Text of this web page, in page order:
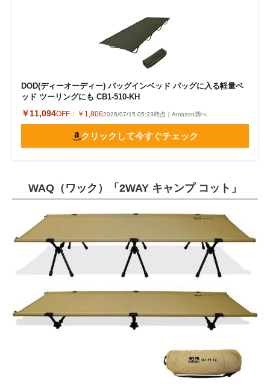
DOD(ディーオーディー) バッグインベッド バッグに入る軽量ベ
ッド ツーリングにも CB1-510-KH
￥11,094OFF： ￥1,8062026/07/15 05:23時点｜Amazon調べ
クリックして今すぐチェック
WAQ（ワック）「2WAY キャンプ コット」